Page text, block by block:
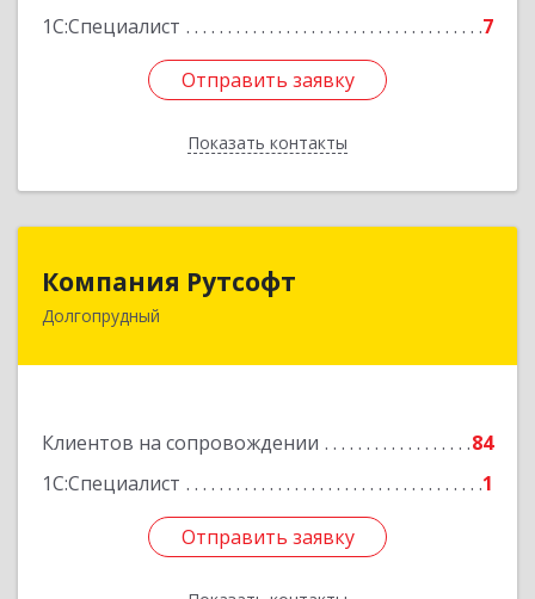
1С:Специалист
7
Отправить заявку
Показать контакты
Отправить заявку
Назад
Компания Рутсофт
Долгопрудный
Клиентов на сопровождении
84
1С:Специалист
1
Отправить заявку
Компания Рутсофт
141700, Московская обл, Долгопрудный г,
Отправить заявку